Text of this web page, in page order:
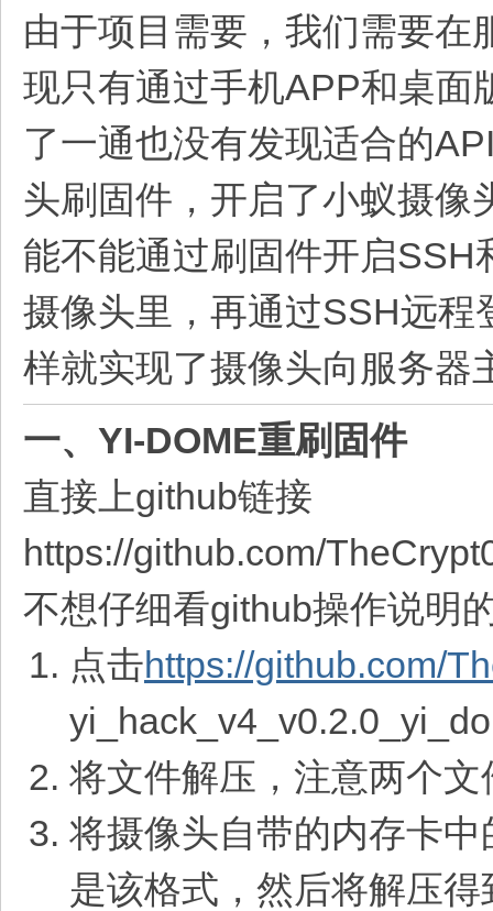
由于项目需要，我们需要在
现只有通过手机APP和桌面
了一通也没有发现适合的
头刷固件，开启了小蚁摄像
能不能通过刷固件开启
摄像头里，再通过SSH远
样就实现了摄像头向服务器
一、YI-DOME重刷固件
直接上github链接
https://github.com/
不想仔细看github操作说明
点击https://github.com/
将文件解压，注意两个
将摄像头自带的内存卡
是该格式，然后将解压